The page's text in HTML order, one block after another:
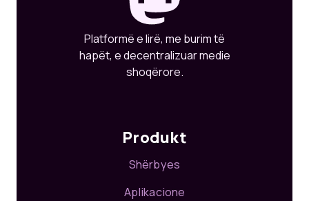
Platformë e lirë, me burim të
hapët, e decentralizuar medie
shoqërore.
Produkt
Shërbyes
Aplikacione